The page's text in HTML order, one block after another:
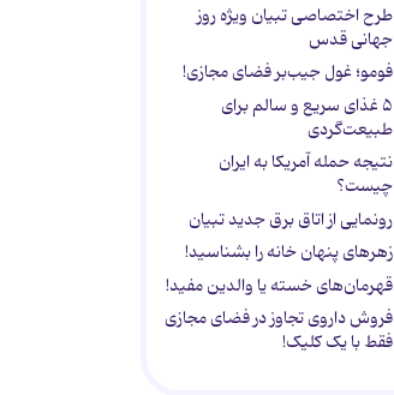
طرح اختصاصی تبیان ویژه روز
جهانی قدس
فومو؛ غول جیب‌بر فضای مجازی!
۵ غذای سریع و سالم برای
طبیعت‌گردی
نتیجه حمله آمریکا به ایران
چیست؟
رونمایی از اتاق برق جدید تبیان
زهرهای پنهان خانه را بشناسید!
قهرمان‌های خسته یا والدین مفید!
فروش داروی تجاوز در فضای مجازی
فقط با یک کلیک!